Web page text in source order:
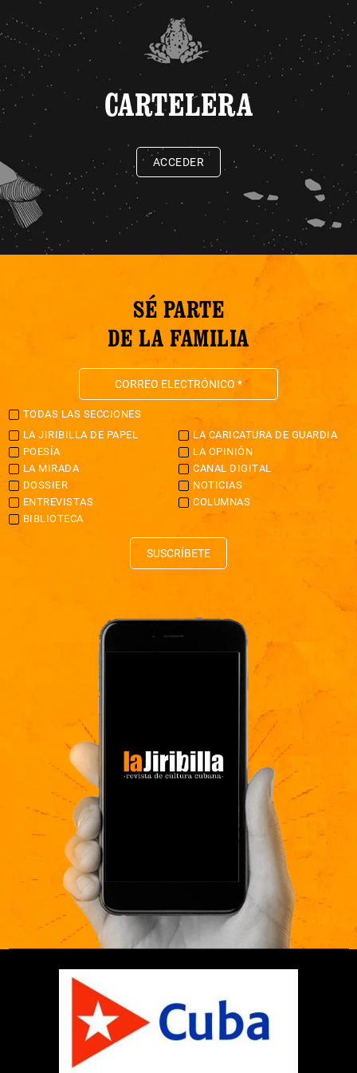
CARTELERA
ACCEDER
SÉ PARTE
DE LA FAMILIA
TODAS LAS SECCIONES
LA JIRIBILLA DE PAPEL
LA CARICATURA DE GUARDIA
POESÍA
LA OPINIÓN
LA MIRADA
CANAL DIGITAL
DOSSIER
NOTICIAS
ENTREVISTAS
COLUMNAS
BIBLIOTECA
SUSCRÍBETE